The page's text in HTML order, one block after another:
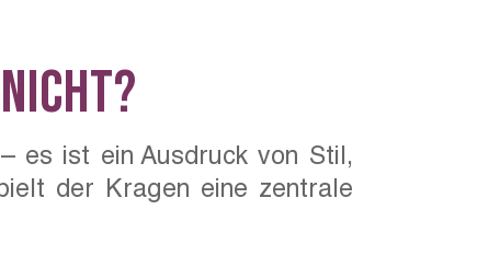
es ist ein Ausdruck von Stil,
der Kragen eine zentrale